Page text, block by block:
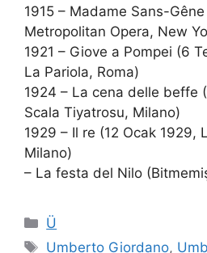
1915 – Madame Sans-
Metropolitan Opera, New
1921 – Giove a Pompei (6
La Pariola, Roma)
1924 – La cena delle beffe
Scala Tiyatrosu, Milano)
1929 – Il re (12 Ocak 1929,
Milano)
– La festa del Nilo
Kategoriler
Ü
Etiketler
Umberto Giordano,